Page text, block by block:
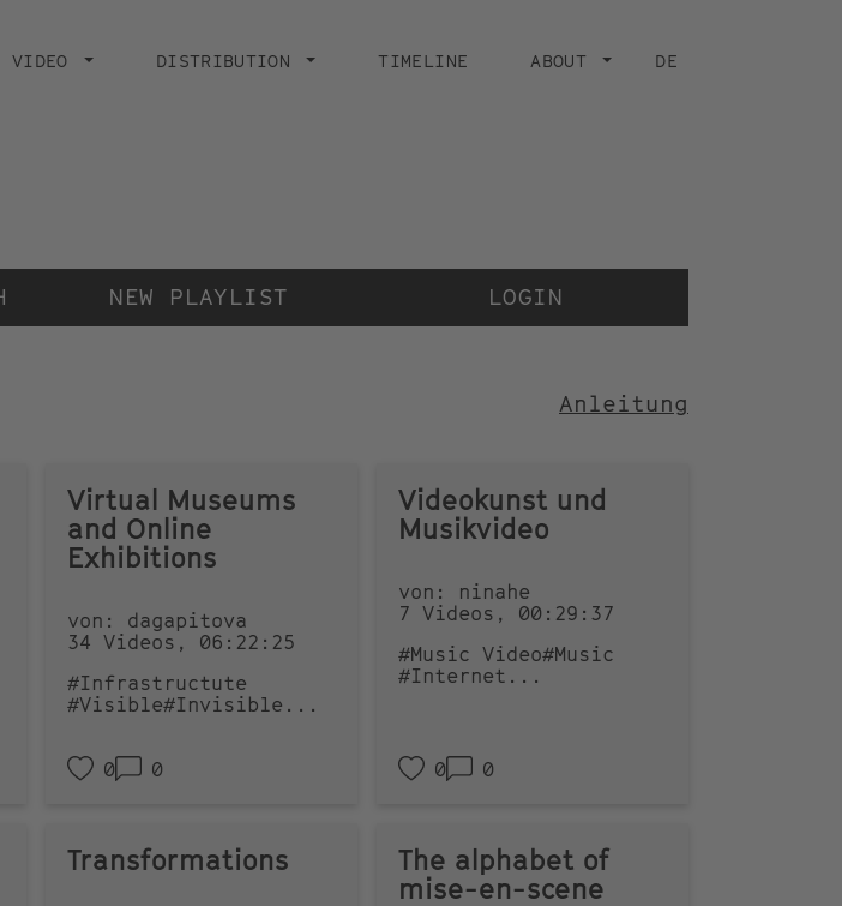
VIDEO DISTRIBUTION TIMELINE ABOUT DE
NEW PLAYLIST LOGIN
Anleitung
Virtual Museums
and Online
Exhibitions
von: dagapitova
34 Videos, 06:22:25
#Infrastructute
#Visible#Invisible ...
0 0
Videokunst und
Musikvideo
von: ninahe
7 Videos, 00:29:37
#Music Video#Music
#Internet ...
0 0
Transformations
The alphabet of
mise-en-scene